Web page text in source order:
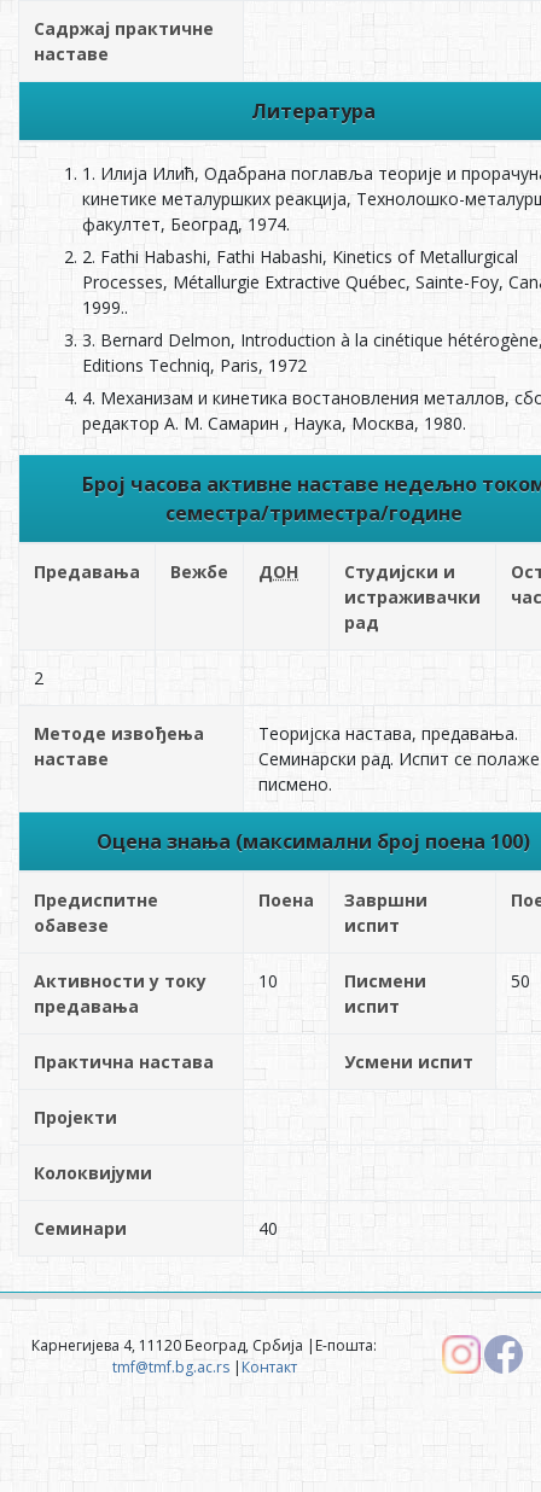
Садржај практичне
наставе
Литература
1. Илија Илић, Одабрана поглавља теорије и
кинетике металуршких реакција, Технолошко-
факултет, Београд, 1974.
2. Fathi Habashi, Fathi Habashi, Kinetics of Metallurgical
Processes, Métallurgie Extractive Québec, Sainte-Foy,
1999..
3. Bernard Delmon, Introduction à la cinétique
Editions Techniq, Paris, 1972
4. Механизам и кинетика востановления металлов,
редактор А. М. Самарин , Наука, Москва, 1980.
Број часова активне наставе недељно
семестра/триместра/године
Предавања Вежбе ДОН
Студијски и
истраживачки
рад
2
Методе извођења
наставе
Теоријска настава, предавања.
Семинарски рад. Испит се полаже
писмено.
Оцена знања (максимални број поена 100)
Предиспитне
обавезе
Поена
Завршни
испит
Активности у току
предавања
10
Писмени
испит
50
Практична настава Усмени испит
Пројекти
Колоквијуми
Семинари 40
Карнегијева 4, 11120 Београд, Србија |Е-пошта:
tmf@tmf.bg.ac.rs|Контакт